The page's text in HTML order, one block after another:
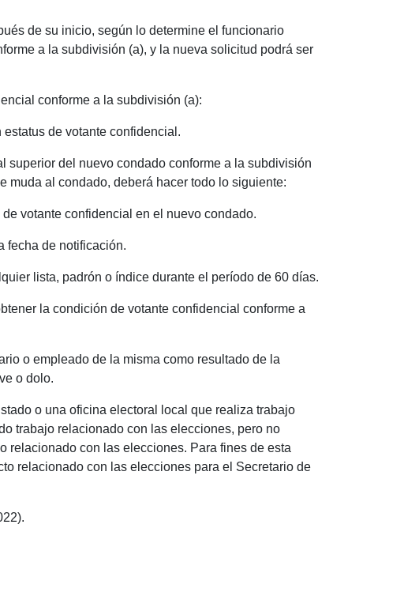
de su inicio, según lo determine el funcionario
a la subdivisión (a), y la nueva solicitud podrá ser
conforme a la subdivisión (a):
de votante confidencial.
superior del nuevo condado conforme a la subdivisión
muda al condado, deberá hacer todo lo siguiente:
votante confidencial en el nuevo condado.
fecha de notificación.
lista, padrón o índice durante el período de 60 días.
la condición de votante confidencial conforme a
o empleado de la misma como resultado de la
o dolo.
o una oficina electoral local que realiza trabajo
trabajo relacionado con las elecciones, pero no
relacionado con las elecciones. Para fines de esta
relacionado con las elecciones para el Secretario de